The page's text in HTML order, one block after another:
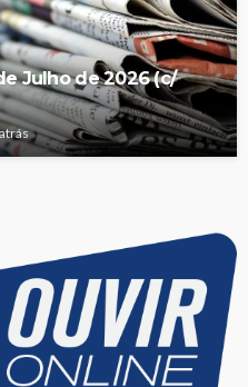
Julho de 2026 (c/